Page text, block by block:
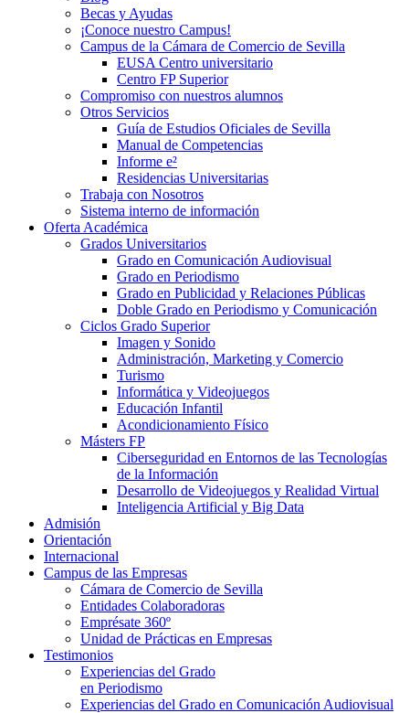
Becas y Ayudas
¡Conoce nuestro Campus!
Campus de la Cámara de Comercio de Sevilla
EUSA Centro universitario
Centro FP Superior
Compromiso con nuestros alumnos
Otros Servicios
Guía de Estudios Oficiales de Sevilla
Manual de Competencias
Informe e²
Residencias Universitarias
Trabaja con Nosotros
Sistema interno de información
Oferta Académica
Grados Universitarios
Grado en Comunicación Audiovisual
Grado en Periodismo
Grado en Publicidad y Relaciones Públicas
Doble Grado en Periodismo y Comunicación
Ciclos Grado Superior
Imagen y Sonido
Administración, Marketing y Comercio
Turismo
Informática y Videojuegos
Educación Infantil
Acondicionamiento Físico
Másters FP
Ciberseguridad en Entornos de las Tecnologías
de la Información
Desarrollo de Videojuegos y Realidad Virtual
Inteligencia Artificial y Big Data
Admisión
Orientación
Internacional
Campus de las Empresas
Cámara de Comercio de Sevilla
Entidades Colaboradoras
Emprésate 360º
Unidad de Prácticas en Empresas
Testimonios
Experiencias del Grado
en Periodismo
Experiencias del Grado en Comunicación Audiovisual